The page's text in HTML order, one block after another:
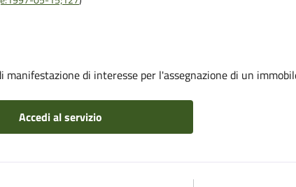
manifestazione di interesse per l'assegnazione di un
Accedi al servizio